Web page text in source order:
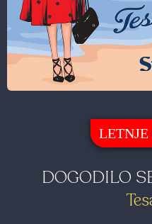
LETNJE
DOGODILO